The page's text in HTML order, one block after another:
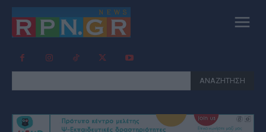
ΑΝΑΖΗΤΗΣΗ